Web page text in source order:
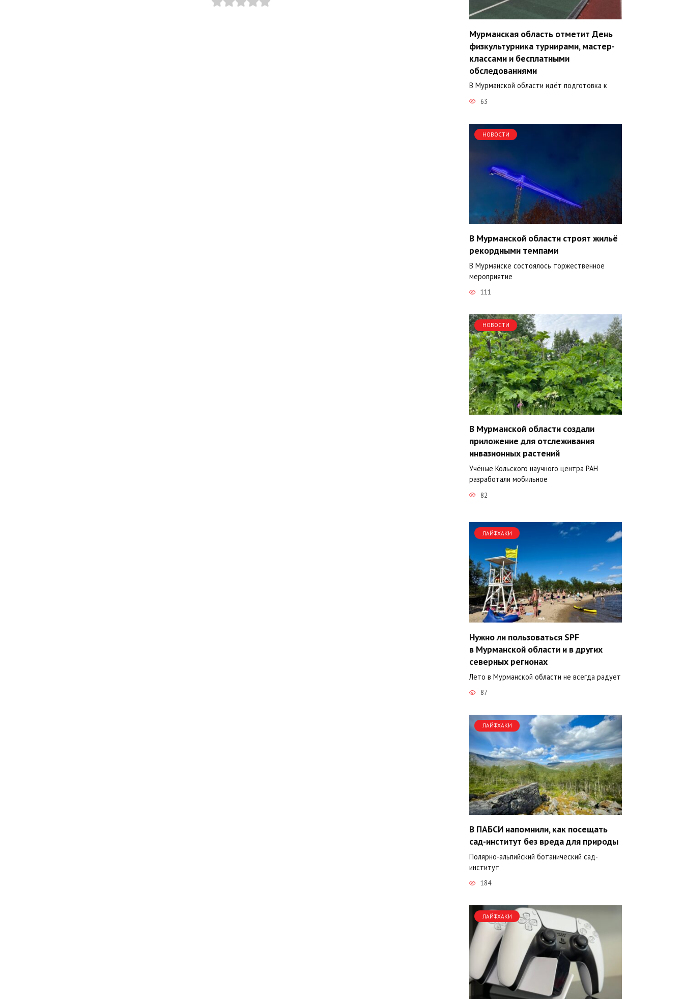
Мурманская область отметит День
физкультурника турнирами, мастер-
классами и бесплатными
обследованиями
В Мурманской области идёт подготовка к
63
НОВОСТИ
В Мурманской области строят жильё
рекордными темпами
В Мурманске состоялось торжественное
мероприятие
111
НОВОСТИ
В Мурманской области создали
приложение для отслеживания
инвазионных растений
Учёные Кольского научного центра РАН
разработали мобильное
82
ЛАЙФХАКИ
Нужно ли пользоваться SPF
в Мурманской области и в других
северных регионах
Лето в Мурманской области не всегда радует
87
ЛАЙФХАКИ
В ПАБСИ напомнили, как посещать
сад-институт без вреда для природы
Полярно-альпийский ботанический сад-
институт
184
ЛАЙФХАКИ